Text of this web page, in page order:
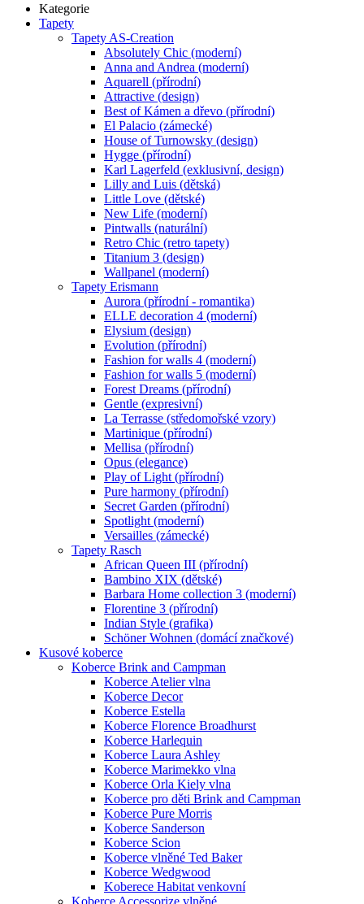
Kategorie
Tapety
Tapety AS-Creation
Absolutely Chic (moderní)
Anna and Andrea (moderní)
Aquarell (přírodní)
Attractive (design)
Best of Kámen a dřevo (přírodní)
El Palacio (zámecké)
House of Turnowsky (design)
Hygge (přírodní)
Karl Lagerfeld (exklusivní, design)
Lilly and Luis (dětská)
Little Love (dětské)
New Life (moderní)
Pintwalls (naturální)
Retro Chic (retro tapety)
Titanium 3 (design)
Wallpanel (moderní)
Tapety Erismann
Aurora (přírodní - romantika)
ELLE decoration 4 (moderní)
Elysium (design)
Evolution (přírodní)
Fashion for walls 4 (moderní)
Fashion for walls 5 (moderní)
Forest Dreams (přírodní)
Gentle (expresivní)
La Terrasse (středomořské vzory)
Martinique (přírodní)
Mellisa (přírodní)
Opus (elegance)
Play of Light (přírodní)
Pure harmony (přírodní)
Secret Garden (přírodní)
Spotlight (moderní)
Versailles (zámecké)
Tapety Rasch
African Queen III (přírodní)
Bambino XIX (dětské)
Barbara Home collection 3 (moderní)
Florentine 3 (přírodní)
Indian Style (grafika)
Schöner Wohnen (domácí značkové)
Kusové koberce
Koberce Brink and Campman
Koberce Atelier vlna
Koberce Decor
Koberce Estella
Koberce Florence Broadhurst
Koberce Harlequin
Koberce Laura Ashley
Koberce Marimekko vlna
Koberce Orla Kiely vlna
Koberce pro děti Brink and Campman
Koberce Pure Morris
Koberce Sanderson
Koberce Scion
Koberce vlněné Ted Baker
Koberce Wedgwood
Koberece Habitat venkovní
Koberce Accessorize vlněné